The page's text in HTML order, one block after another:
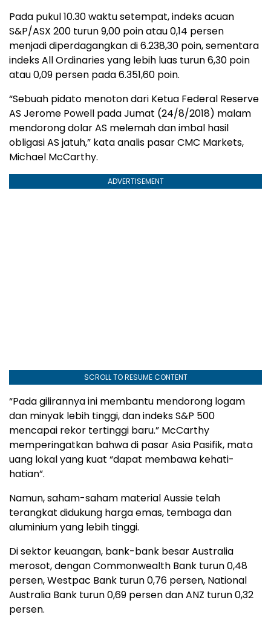
Pada pukul 10.30 waktu setempat, indeks acuan
S&P/ASX 200 turun 9,00 poin atau 0,14 persen
menjadi diperdagangkan di 6.238,30 poin, sementara
indeks All Ordinaries yang lebih luas turun 6,30 poin
atau 0,09 persen pada 6.351,60 poin.
“Sebuah pidato menoton dari Ketua Federal Reserve
AS Jerome Powell pada Jumat (24/8/2018) malam
mendorong dolar AS melemah dan imbal hasil
obligasi AS jatuh,” kata analis pasar CMC Markets,
Michael McCarthy.
ADVERTISEMENT
SCROLL TO RESUME CONTENT
“Pada gilirannya ini membantu mendorong logam
dan minyak lebih tinggi, dan indeks S&P 500
mencapai rekor tertinggi baru.” McCarthy
memperingatkan bahwa di pasar Asia Pasifik, mata
uang lokal yang kuat “dapat membawa kehati-
hatian”.
Namun, saham-saham material Aussie telah
terangkat didukung harga emas, tembaga dan
aluminium yang lebih tinggi.
Di sektor keuangan, bank-bank besar Australia
merosot, dengan Commonwealth Bank turun 0,48
persen, Westpac Bank turun 0,76 persen, National
Australia Bank turun 0,69 persen dan ANZ turun 0,32
persen.